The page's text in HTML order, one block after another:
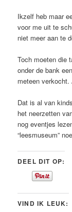
Ikzelf heb maar
voor me uit te
niet meer aan te
Toch moeten die
onder de bank
meteen
Dat is al van
het neerzetten
nog eventjes
“leesmuseum”
DEEL DIT OP:
VIND IK LEUK: